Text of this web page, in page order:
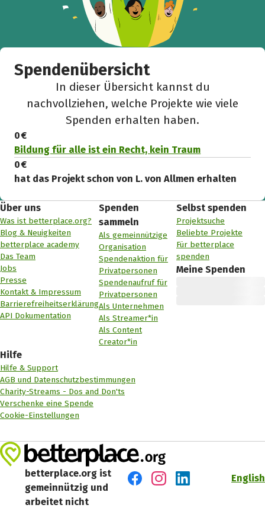
Spendenübersicht
In dieser Übersicht kannst du
nachvollziehen, welche Projekte wie viele
Spenden erhalten haben.
0 €
Bildung für alle ist ein Recht, kein Traum
0 €
hat das Projekt schon von L. von Allmen erhalten
Über uns
Was ist betterplace.org?
Blog & Neuigkeiten
betterplace academy
Das Team
Jobs
Presse
Kontakt & Impressum
Barrierefreiheitserklärung
API Dokumentation
Spenden
sammeln
Als gemeinnützige
Organisation
Spendenaktion für
Privatpersonen
Spendenaufruf für
Privatpersonen
Als Unternehmen
Als Streamer*in
Als Content
Creator*in
Selbst spenden
Projektsuche
Beliebte Projekte
Für betterplace
spenden
Meine Spenden
Hilfe
Hilfe & Support
AGB und Datenschutzbestimmungen
Charity-Streams - Dos and Don'ts
Verschenke eine Spende
Cookie-Einstellungen
betterplace.org ist
gemeinnützig und
arbeitet nicht
English